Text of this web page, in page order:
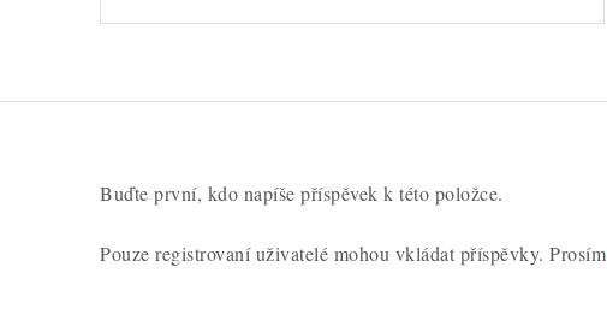
Buďte první, kdo napíše příspěvek k této položce.
Pouze registrovaní uživatelé mohou vkládat příspěvky. Prosím